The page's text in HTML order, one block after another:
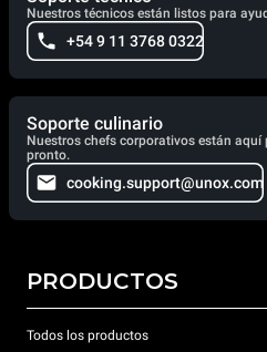
Nuestros técnicos están listos para
+54 9 11 3768 0322
Soporte culinario
Nuestros chefs corporativos están aquí
pronto.
cooking.support@unox.com
PRODUCTOS
Todos los productos